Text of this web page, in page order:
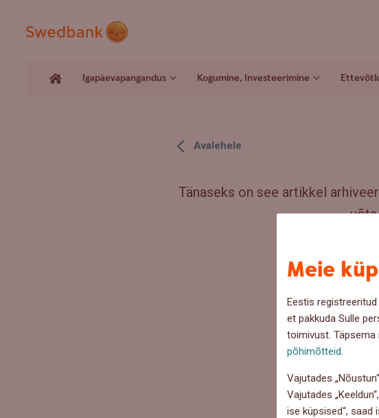
Meie
Eestis
et pakkuda Sulle
toimivust.
põhimõtteid.
Vajutades
Vajutades
ise küpsised“,
Igapäevapangandus Kogumine, Investeerimine
Avalehele
Tänaseks on see artikkel